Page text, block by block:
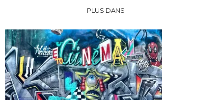
PLUS DANS